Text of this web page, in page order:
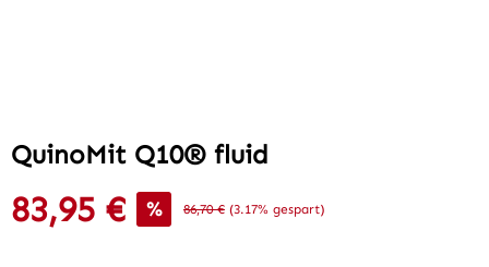
QuinoMit Q10® fluid
Verkaufspreis:
83,95 € % Regulärer Preis:
86,70 € (3.17% gespart)